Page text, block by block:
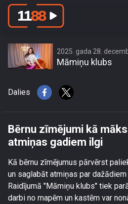
Bērnu zīmējumi kā
2025. gada 28.
Māmiņu klubs
Dalies
Bērnu zīmējumi kā
atmiņas gadiem ilgi
Kā bērnu zīmējumus pārvērst
un saglabāt atmiņas par
Raidījumā "Māmiņu klubs" tiek
darbi no mapēm un kastēm var